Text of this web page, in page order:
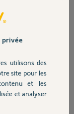
le petit vantail
et le grand vantail
il se ferme en
privée
utilisons des
site pour les
et les
et analyser